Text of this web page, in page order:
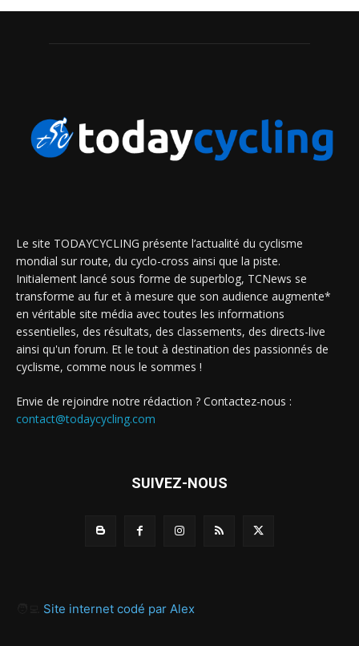
Le site TODAYCYCLING présente l’actualité du cyclisme
mondial sur route, du cyclo-cross ainsi que la piste.
Initialement lancé sous forme de superblog, TCNews se
transforme au fur et à mesure que son audience augmente*
en véritable site média avec toutes les informations
essentielles, des résultats, des classements, des directs-live
ainsi qu'un forum. Et le tout à destination des passionnés de
cyclisme, comme nous le sommes !
Envie de rejoindre notre rédaction ? Contactez-nous :
contact@todaycycling.com
SUIVEZ-NOUS
Site internet codé par Alex